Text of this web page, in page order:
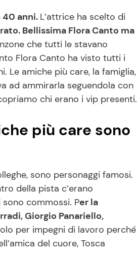
anni. L’attrice ha scelto di
Bellissima Flora Canto ma
che tutti le stavano
Flora Canto ha visto tutti i
Le amiche più care, la famiglia,
ad ammirarla seguendola con
chi erano i vip presenti.
più care sono
sono personaggi famosi.
della pista c’erano
commossi. Per la
Giorgio Panariello,
per impegni di lavoro perché
del cuore, Tosca